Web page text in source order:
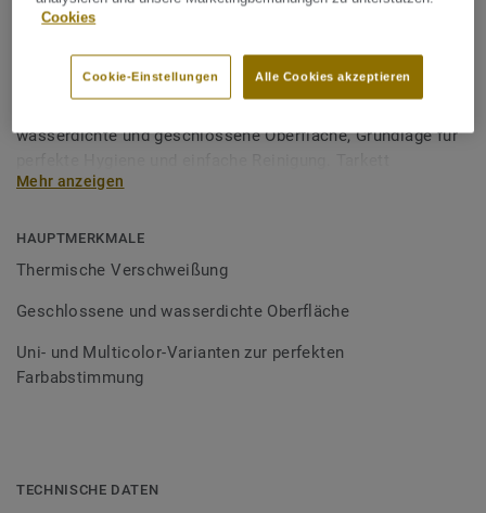
Schweißschnüre werden zur thermischen Verschweißung
wasserdichte und geschlossene Oberfläche, Grundlage für
Schweißschnüre sind erhältlich in den Varianten Uni und
Bodenbelagssortiment abgestimmt. Durch die Verwendung
von Kontrastfarben lassen sich auch besondere
Mehr anzeigen
HAUPTMERKMALE
Thermische Verschweißung
Geschlossene und wasserdichte Oberfläche
Uni- und Multicolor-Varianten zur perfekten
Farbabstimmung
TECHNISCHE DATEN
Cookies
Alle Cookies akzeptieren
Cookie-Einstellungen